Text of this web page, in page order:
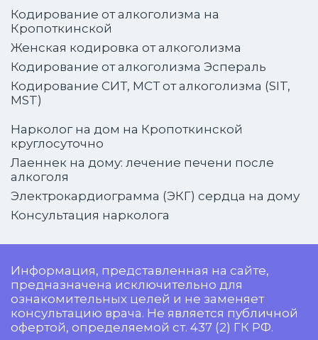
Кодирование от алкоголизма на
Кропоткинской
Женская кодировка от алкоголизма
Кодирование от алкоголизма Эспераль
Кодирование СИТ, МСТ от алкоголизма (SIT,
MST)
Нарколог на дом на Кропоткинской
круглосуточно
Лаеннек на дому: лечение печени после
алкоголя
Электрокардиограмма (ЭКГ) сердца на дому
Консультация нарколога
Информация, представленная на сайте,
предназначена исключительно для
ознакомительных целей и не заменяет
консультацию врача. Не является публичной
офертой, определяемой ст. 437 (2) ГК РФ.